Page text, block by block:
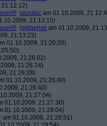
(ducduc am 01.10.2009,
21:13:15)
(gibberish am 01.10.2009,
21:13:23)
01.10.2009, 21:20:20)
21:26:02)
21:26:24)
21:26:28)
01.10.2009, 21:26:40)
21:26:40)
21:27:04)
01.10.2009, 21:27:30)
01.10.2009, 21:28:04)
am 01.10.2009, 21:28:51)